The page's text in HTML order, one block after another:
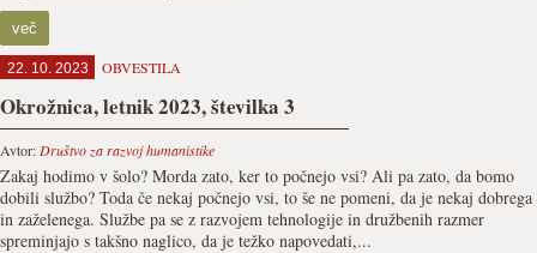
več
22. 10. 2023 OBVESTILA
Okrožnica, letnik 2023, številka 3
Avtor: Društvo za razvoj humanistike
Zakaj hodimo v šolo? Morda zato, ker to počnejo vsi? Ali pa zato, da bomo
dobili službo? Toda če nekaj počnejo vsi, to še ne pomeni, da je nekaj dobrega
in zaželenega. Službe pa se z razvojem tehnologije in družbenih razmer
spreminjajo s takšno naglico, da je težko napovedati,...